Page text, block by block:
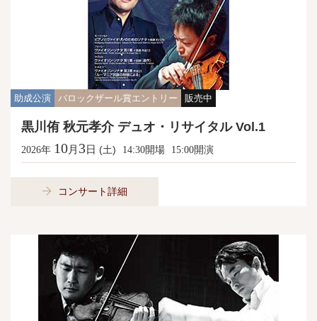
助成公演 バロックザール賞エントリー 販売中
黒川侑 秋元孝介 デュオ・リサイタル Vol.1
2026年 10月 3日 (土) 14:30開場 15:00開演
コンサート詳細